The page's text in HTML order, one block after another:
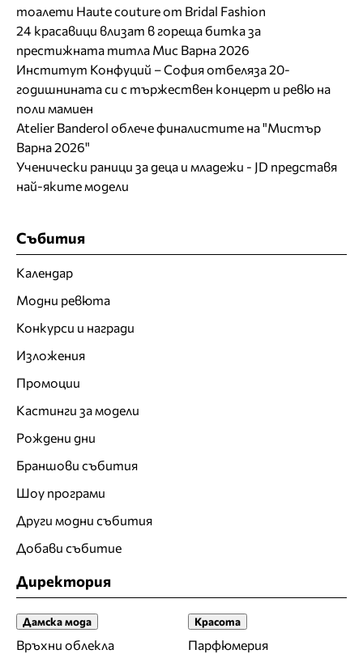
тоалети Haute couture от Bridal Fashion
24 красавици влизат в гореща битка за
престижната титла Мис Варна 2026
Институт Конфуций – София отбеляза 20-
годишнината си с тържествен концерт и ревю на
поли мамиен
Atelier Banderol облече финалистите на "Мистър
Варна 2026"
Ученически раници за деца и младежи - JD представя
най-яките модели
Събития
Календар
Модни ревюта
Конкурси и награди
Изложения
Промоции
Кастинги за модели
Рождени дни
Браншови събития
Шоу програми
Други модни събития
Добави събитие
Директория
Дамска мода
Връхни облекла
Красота
Парфюмерия